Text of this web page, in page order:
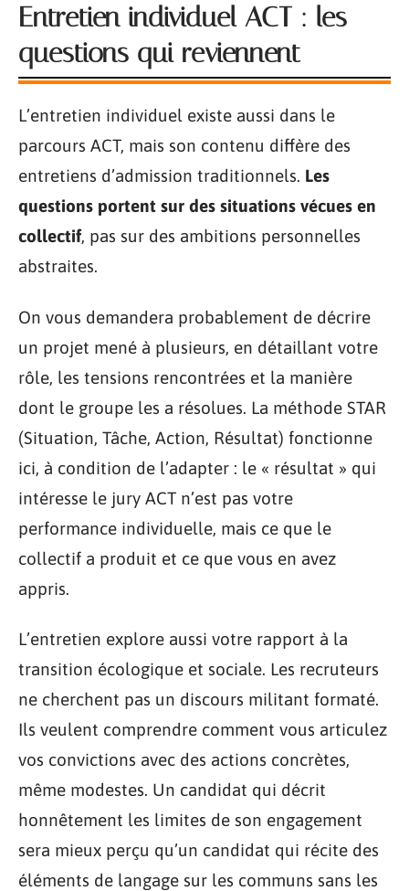
Entretien individuel ACT : les
questions qui reviennent
L’entretien individuel existe aussi dans le
parcours ACT, mais son contenu diffère des
entretiens d’admission traditionnels. Les
questions portent sur des situations vécues en
collectif, pas sur des ambitions personnelles
abstraites.
On vous demandera probablement de décrire
un projet mené à plusieurs, en détaillant votre
rôle, les tensions rencontrées et la manière
dont le groupe les a résolues. La méthode STAR
(Situation, Tâche, Action, Résultat) fonctionne
ici, à condition de l’adapter : le « résultat » qui
intéresse le jury ACT n’est pas votre
performance individuelle, mais ce que le
collectif a produit et ce que vous en avez
appris.
L’entretien explore aussi votre rapport à la
transition écologique et sociale. Les recruteurs
ne cherchent pas un discours militant formaté.
Ils veulent comprendre comment vous articulez
vos convictions avec des actions concrètes,
même modestes. Un candidat qui décrit
honnêtement les limites de son engagement
sera mieux perçu qu’un candidat qui récite des
éléments de langage sur les communs sans les